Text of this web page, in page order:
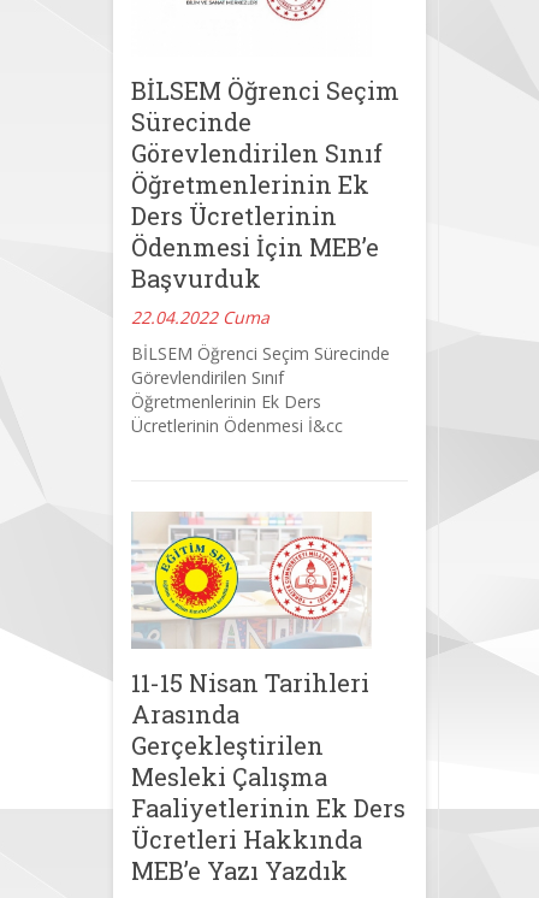
BİLSEM Öğrenci Seçim
Sürecinde
Görevlendirilen Sınıf
Öğretmenlerinin Ek
Ders Ücretlerinin
Ödenmesi İçin MEB’e
Başvurduk
22.04.2022 Cuma
BİLSEM Öğrenci Seçim Sürecinde
Görevlendirilen Sınıf
Öğretmenlerinin Ek Ders
Ücretlerinin Ödenmesi İ&cc
11-15 Nisan Tarihleri
Arasında
Gerçekleştirilen
Mesleki Çalışma
Faaliyetlerinin Ek Ders
Ücretleri Hakkında
MEB’e Yazı Yazdık